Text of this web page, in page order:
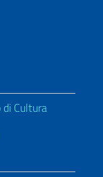
Cultura